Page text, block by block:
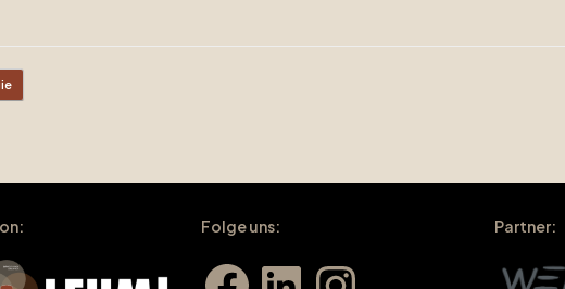
Folge uns:
FacebookLinkedIn Instagram
Partner: